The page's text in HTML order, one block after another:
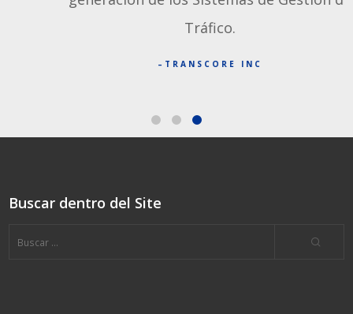
Tráfico.
TRANSCORE INC
Buscar dentro del Site